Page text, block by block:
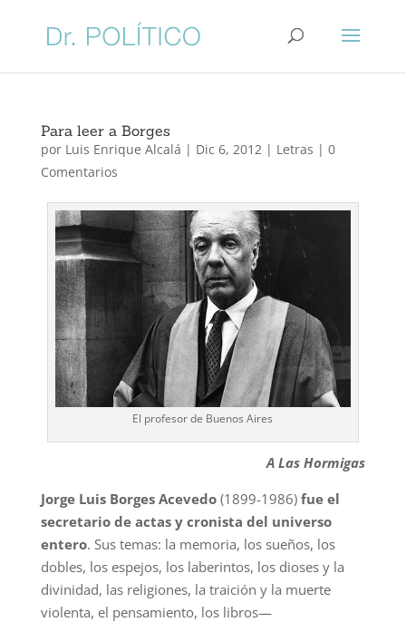
Para leer a Borges
por Luis Enrique Alcalá | Dic 6, 2012| Letras | 0
Comentarios
El profesor de Buenos Aires
A Las Hormigas
Jorge Luis Borges Acevedo(1899-1986)fue el
secretario de actas y cronista del universo
entero. Sus temas: la memoria, los sueños, los
dobles, los espejos, los laberintos, los dioses y la
divinidad, las religiones, la traición y la muerte
violenta, el pensamiento, los libros—